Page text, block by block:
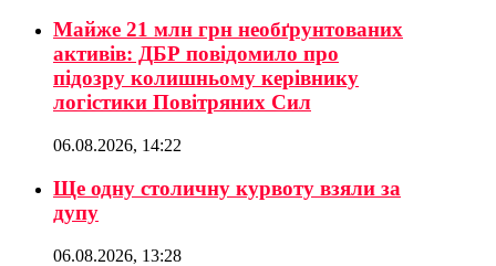
Майже 21 млн грн необґрунтованих
активів: ДБР повідомило про
підозру колишньому керівнику
логістики Повітряних Сил
06.08.2026, 14:22
Ще одну столичну курвоту взяли за
дупу
06.08.2026, 13:28